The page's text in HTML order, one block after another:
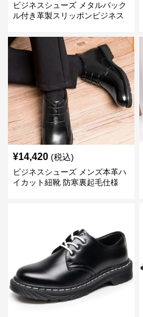
ビジネスシューズ メタルバック
ル付き革製スリッポンビジネス
¥14,420 (税込)
ビジネスシューズ メンズ本革ハ
イカット紐靴 防寒裏起毛仕様